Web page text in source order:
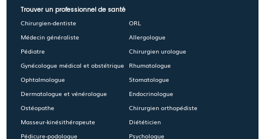
Trouver un professionnel de santé
Chirurgien-dentiste
Médecin généraliste
Pédiatre
Gynécologue médical et obstétrique
Ophtalmologue
Dermatologue et vénérologue
Ostéopathe
Masseur-kinésithérapeute
Pédicure-podologue
ORL
Allergologue
Chirurgien urologue
Rhumatologue
Stomatologue
Endocrinologue
Chirurgien orthopédiste
Diététicien
Psychologue